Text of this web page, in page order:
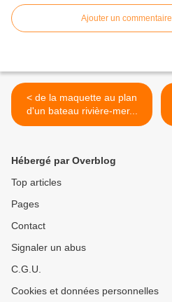
Ajouter un commentaire
< de la maquette au plan
d'un bateau rivière-mer...
Hébergé par Overblog
Top articles
Pages
Contact
Signaler un abus
C.G.U.
Cookies et données personnelles